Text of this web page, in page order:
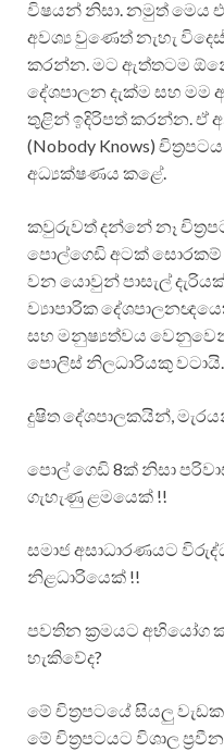
විෂයන් නිසා. නමුත් මෙය
අවශ්‍ය වුණෙත් නැහැ
කරන්න. මට ඇත්තටම
දේශපාලන දැක්ම සහ මම
තුළින් ඉදිරිපත් කරන්න. ඒ
(Nobody Knows)
අධ්‍යක්ෂණය කළේ.
කවුරුවත් දන්නේ නෑ
පොල්ගෙඩි අටක් සොරකම්
වන යොවුන් පාසැල්
ව්‍යාපාරික
සහ මනුෂ්‍යත්වය
පොලිස් නිලධාරියකු වටායි.
දුෂිත දේශපාලකයින්,
පොල් ගෙඩි 8ක් නිසා
ගැහැණු ළමයෙක් !!
සමාජ අසාධාරණයට
නිළධාරියෙක් !!
පවතින ක්‍රමයට අභියෝග
හැකිවේද?
මේ චිත්‍රපටයේ සියලු
මේ චිත්‍රපටයට විශාල